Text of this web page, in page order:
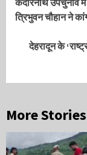
Reading
त्रिभुवन चौहान ने
देहरादून के
More Stories